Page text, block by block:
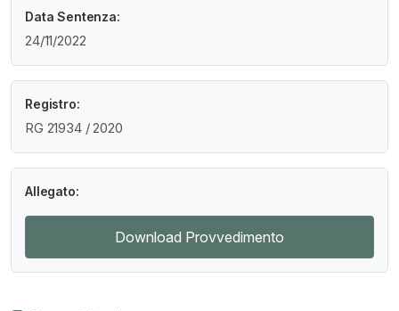
Data Sentenza:
24/11/2022
Registro:
RG 21934 / 2020
Allegato:
Download Provvedimento